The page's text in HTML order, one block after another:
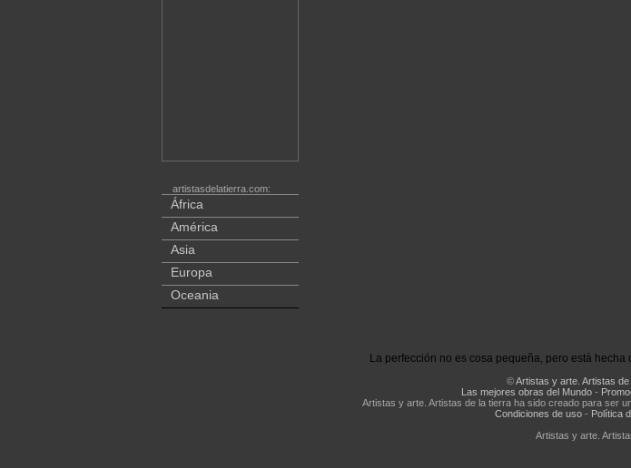
artistasdelatierra.com:
África
América
Asia
Europa
Oceania
La perfección no es cosa pequeña, pero está
©Artistas y arte. Artistas de
Las mejores obras del Mundo -
Artistas y arte. Artistas de la tierra ha sido creado para ser
Condiciones de uso- Política
Artistas y arte.